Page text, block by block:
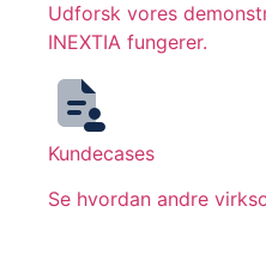
Udforsk vores
INEXTIA fungerer.
Kundecases
Se hvordan andre